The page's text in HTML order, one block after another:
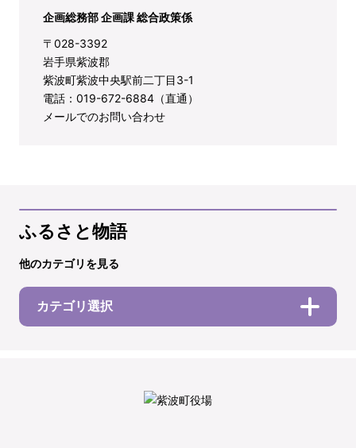
企画総務部 企画課 総合政策係
〒028-3392
岩手県紫波郡
紫波町紫波中央駅前二丁目3-1
電話：019-672-6884（直通）
メールでのお問い合わせ
ふるさと物語
他のカテゴリを見る
カテゴリ選択